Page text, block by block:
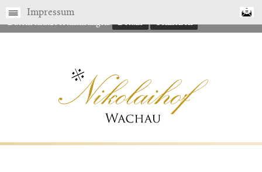
Gerne finden Sie hier nähere Details zu unseren
Datenschutzbestimmungen. Details Schließen
Impressum